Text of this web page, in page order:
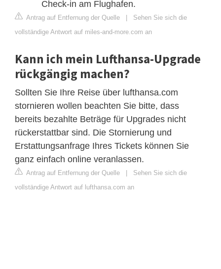
Check-in am Flughafen.
Antrag auf Entfernung der Quelle | Sehen Sie sich die
vollständige Antwort auf miles-and-more.com an
Kann ich mein Lufthansa-Upgrade
rückgängig machen?
Sollten Sie Ihre Reise über lufthansa.com
stornieren wollen beachten Sie bitte, dass
bereits bezahlte Beträge für Upgrades nicht
rückerstattbar sind. Die Stornierung und
Erstattungsanfrage Ihres Tickets können Sie
ganz einfach online veranlassen.
Antrag auf Entfernung der Quelle | Sehen Sie sich die
vollständige Antwort auf lufthansa.com an